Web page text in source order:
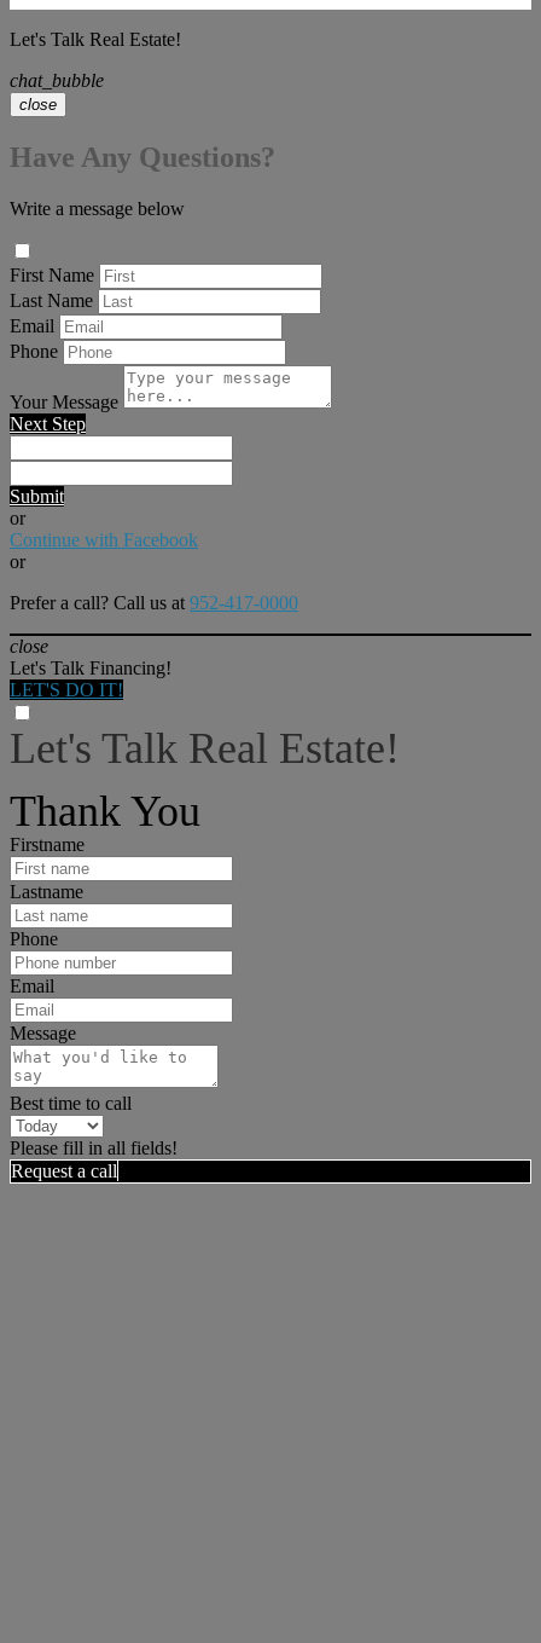
Let's Talk Real Estate!
chat_bubble
close
Have Any Questions?
Write a message below
First Name
Last Name
Email
Phone
Your Message
Next Step
Submit
or
Continue with Facebook
or
Prefer a call? Call us at 952-417-0000
close
Let's Talk Financing!
LET'S DO IT!
Let's Talk Real Estate!
Thank You
Firstname
Lastname
Phone
Email
Message
Best time to call
Please fill in all fields!
Request a call